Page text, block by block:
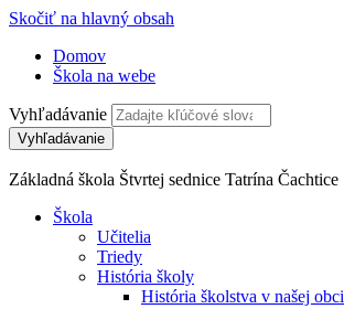
Skočiť na hlavný obsah
Domov
Škola na webe
Vyhľadávanie
Základná škola Štvrtej sednice Tatrína Čachtice
Škola
Učitelia
Triedy
História školy
História školstva v našej obci